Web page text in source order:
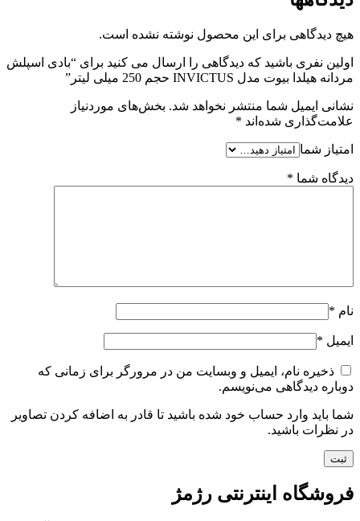
هیچ دیدگاهی برای این محصول نوشته نشده است.
اولین نفری باشید که دیدگاهی را ارسال می کنید برای “بادی اسپلش
مردانه هیلدا بیوت مدل INVICTUS حجم 250 میلی لیتر”
نشانی ایمیل شما منتشر نخواهد شد. بخش‌های موردنیاز
علامت‌گذاری شده‌اند *
امتیاز شما
دیدگاه شما *
نام *
ایمیل *
ذخیره نام، ایمیل و وبسایت من در مرورگر برای زمانی که
دوباره دیدگاهی می‌نویسم.
شما باید وارد حساب خود شده باشید تا قادر به اضافه کردن تصاویر
در نظرات باشید.
فروشگاه اینترنتی رژمژ​